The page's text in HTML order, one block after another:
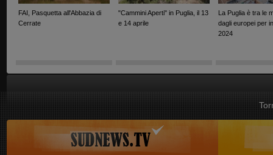
FAI, Pasquetta all'Abbazia di
Cerrate
"Cammini Aperti" in Puglia, il 13
e 14 aprile
La Puglia è tra le
dagli europei per
2024